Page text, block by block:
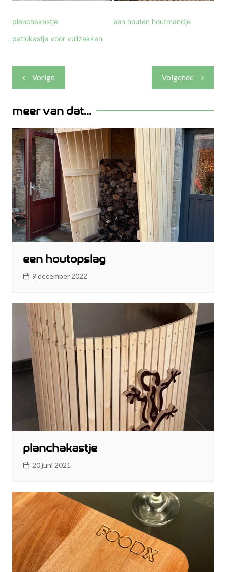
planchakastje
een houten houtmandje
patiokastje voor vuilzakken
Berichtnavigatie
Vorige Volgende
meer van dat...
een houtopslag
9 december 2022
planchakastje
20 juni 2021